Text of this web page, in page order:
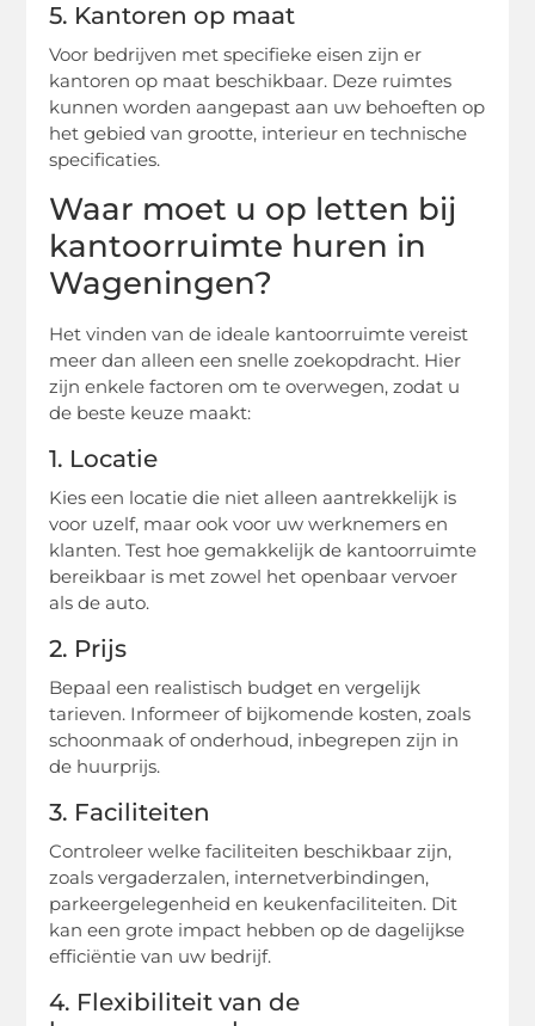
5. Kantoren op maat
Voor bedrijven met specifieke eisen zijn er
kantoren op maat beschikbaar. Deze ruimtes
kunnen worden aangepast aan uw behoeften op
het gebied van grootte, interieur en technische
specificaties.
Waar moet u op letten bij
kantoorruimte huren in
Wageningen?
Het vinden van de ideale kantoorruimte vereist
meer dan alleen een snelle zoekopdracht. Hier
zijn enkele factoren om te overwegen, zodat u
de beste keuze maakt:
1. Locatie
Kies een locatie die niet alleen aantrekkelijk is
voor uzelf, maar ook voor uw werknemers en
klanten. Test hoe gemakkelijk de kantoorruimte
bereikbaar is met zowel het openbaar vervoer
als de auto.
2. Prijs
Bepaal een realistisch budget en vergelijk
tarieven. Informeer of bijkomende kosten, zoals
schoonmaak of onderhoud, inbegrepen zijn in
de huurprijs.
3. Faciliteiten
Controleer welke faciliteiten beschikbaar zijn,
zoals vergaderzalen, internetverbindingen,
parkeergelegenheid en keukenfaciliteiten. Dit
kan een grote impact hebben op de dagelijkse
efficiëntie van uw bedrijf.
4. Flexibiliteit van de